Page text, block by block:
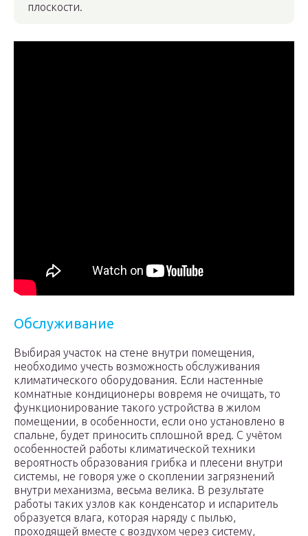
плоскости.
Обслуживание
Выбирая участок на стене внутри помещения,
необходимо учесть возможность обслуживания
климатического оборудования. Если настенные
комнатные кондиционеры вовремя не очищать, то
функционирование такого устройства в жилом
помещении, в особенности, если оно установлено в
спальне, будет приносить сплошной вред. С учётом
особенностей работы климатической техники
вероятность образования грибка и плесени внутри
системы, не говоря уже о скоплении загрязнений
внутри механизма, весьма велика. В результате
работы таких узлов как конденсатор и испаритель
образуется влага, которая наряду с пылью,
проходящей вместе с воздухом через систему,